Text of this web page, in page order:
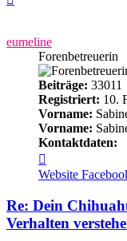
eumeline
Forenbetreuerin
Beiträge: 33011
Registriert: 10.
Vorname:
Vorname:
Kontaktdaten:
von
eumeline
Website
Re: Dein
Verhalten